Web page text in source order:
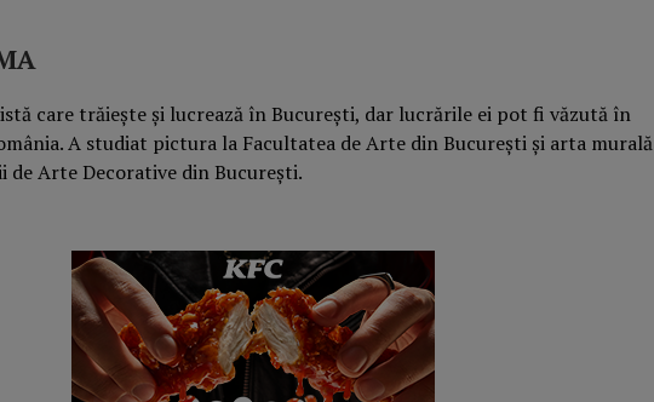
care trăiește și lucrează în București, dar lucrările ei pot fi văzută în
A studiat pictura la Facultatea de Arte din București și arta murală
de Arte Decorative din București.